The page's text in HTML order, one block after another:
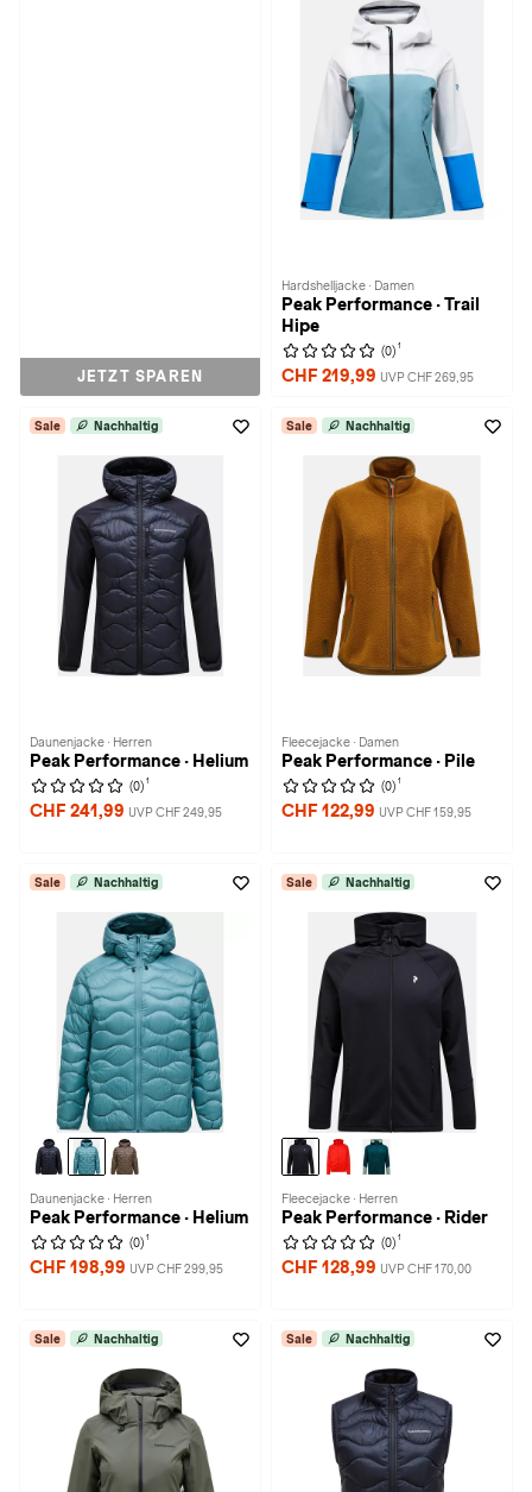
JETZT SPAREN
Hardshelljacke · Damen
Peak Performance · Trail
Hipe
(0) 1
CHF 219,99 UVP CHF 269,95
Sale Nachhaltig
Daunenjacke · Herren
Peak Performance · Helium
(0) 1
CHF 241,99 UVP CHF 249,95
Sale Nachhaltig
Fleecejacke · Damen
Peak Performance · Pile
(0) 1
CHF 122,99 UVP CHF 159,95
Sale Nachhaltig
Daunenjacke · Herren
Peak Performance · Helium
(0) 1
CHF 198,99 UVP CHF 299,95
Sale Nachhaltig
Fleecejacke · Herren
Peak Performance · Rider
(0) 1
CHF 128,99 UVP CHF 170,00
Sale Nachhaltig Sale Nachhaltig